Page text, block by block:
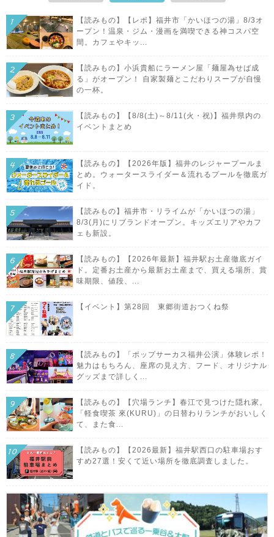
【読みもの】【レポ】福井市「かいほつの湯」8/3オ
ープン！温泉・ジム・漫画を満喫できる神コスパ空
間。カフェやキッ...
【読みもの】小浜貴船にラーメン屋「麺屋為せば成
る」がオープン！ 自家製麺とこだわりスープが自慢
の一杯。
【読みもの】【8/8(土)～8/11(火・祝)】福井県内の
イベントまとめ
【読みもの】【2026年版】福井のレジャープールま
とめ。ウォータースライダー＆流れるプールを徹底ガ
イド。
【読みもの】福井市・リライムが「かいほつの湯」
8/3(月)にリブランドオープン。キッズエリアやカフ
ェも新設。
【読みもの】【2026年最新】福井駅お土産徹底ガイ
ド。定番お土産から最新お土産まで、買える場所、賞
味期限、値段、...
【イベント】第28回 東郷街道おつくね祭
【読みもの】「ポップサーカス福井公演」体験レポ！
魅力はもちろん、座席の見え方、フード、オリジナル
グッズまで詳しく...
【読みもの】【穴場ランチ】春江で見つけた隠れ家。
「軽食喫茶 來(KURU)」の日替わりランチがおいしく
て、また食...
【読みもの】【2026最新】福井駅西口の駐車場おす
すめ27選！安くて近い場所を徹底調査しました。